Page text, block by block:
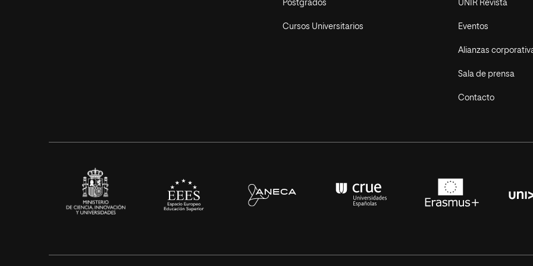
Postgrados
Cursos Universitarios
UNIR Revista
Eventos
Alianzas
Sala de prensa
Contacto